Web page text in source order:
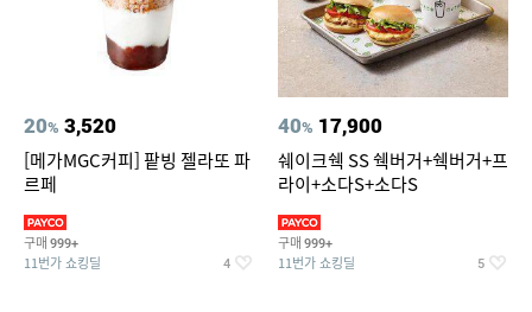
20% 3,520
[메가MGC커피] 팥빙 젤라또 파
르페
구매 999+
11번가 쇼킹딜 4
40% 17,900
쉐이크쉑 SS 쉑버거+쉑버거+프
라이+소다S+소다S
구매 999+
11번가 쇼킹딜 5